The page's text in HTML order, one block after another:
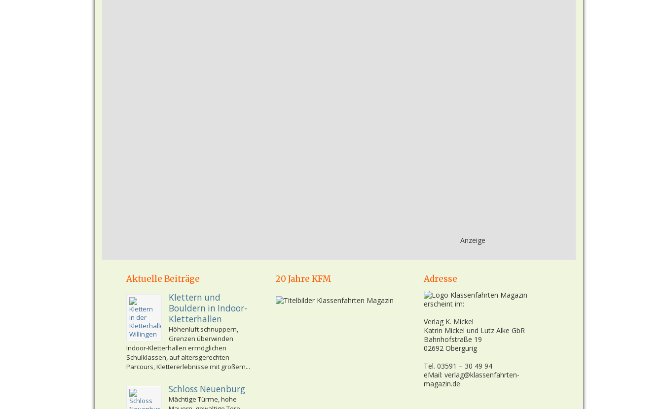
Anzeige
Aktuelle Beiträge
Klettern und
Bouldern in Indoor-
Kletterhallen
Höhenluft schnuppern,
Grenzen überwinden
Indoor-Kletterhallen ermöglichen
Schulklassen, auf altersgerechten
Parcours, Klettererlebnisse mit großem...
Schloss Neuenburg
Mächtige Türme, hohe
20 Jahre KFM Adresse
erscheint im:
Verlag K. Mickel
Katrin Mickel und Lutz Alke GbR
Bahnhofstraße 19
02692 Obergurig
Tel. 03591 – 30 49 94
eMail: verlag@klassenfahrten-
magazin.de